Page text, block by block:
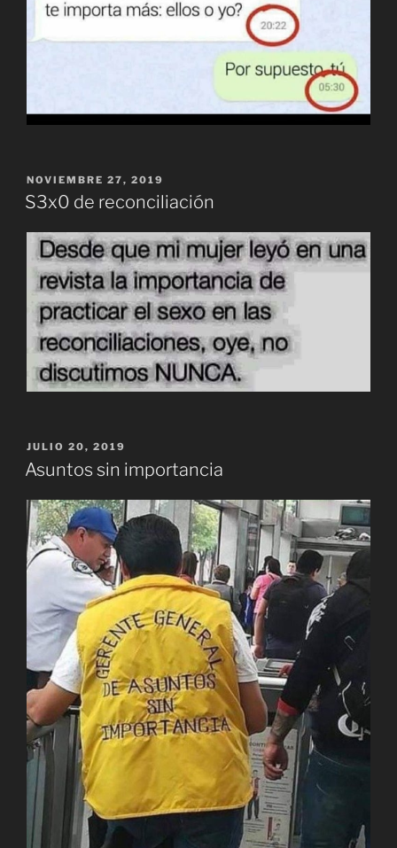
PUBLICADO
EL
NOVIEMBRE 27, 2019
S3x0 de reconciliación
PUBLICADO
EL
JULIO 20, 2019
Asuntos sin importancia